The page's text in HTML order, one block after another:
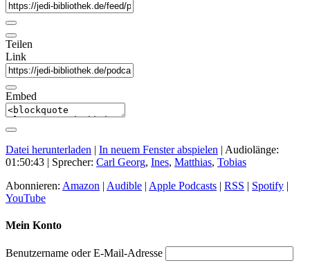
Teilen
Link
Embed
Datei herunterladen | In neuem Fenster abspielen | Audiolänge:
01:50:43 | Sprecher: Carl Georg, Ines, Matthias, Tobias
Abonnieren: Amazon | Audible | Apple Podcasts | RSS | Spotify |
YouTube
Mein Konto
Benutzername oder E-Mail-Adresse